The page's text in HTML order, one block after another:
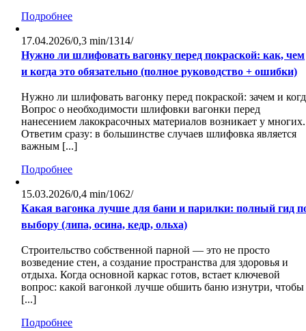
Подробнее
17.04.2026/0,3 min/1314/
Нужно ли шлифовать вагонку перед покраской: как, чем
и когда это обязательно (полное руководство + ошибки)
Нужно ли шлифовать вагонку перед покраской: зачем и
Вопрос о необходимости шлифовки вагонки перед
нанесением лакокрасочных материалов возникает у многих.
Ответим сразу: в большинстве случаев шлифовка является
важным [...]
Подробнее
15.03.2026/0,4 min/1062/
Какая вагонка лучше для бани и парилки: полный гид
выбору (липа, осина, кедр, ольха)
Строительство собственной парной — это не просто
возведение стен, а создание пространства для здоровья и
отдыха. Когда основной каркас готов, встает ключевой
вопрос: какой вагонкой лучше обшить баню изнутри, чтобы
[...]
Подробнее